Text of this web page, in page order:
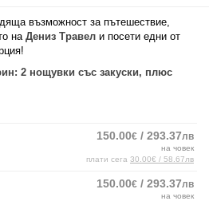
възможност за пътешествие,
на Дениз Травел и посети едни от
2 нощувки със закуски, плюс
150.00€ / 293.37лв
на човек
плати сега 30.00€ / 58.67лв
150.00€ / 293.37лв
на човек